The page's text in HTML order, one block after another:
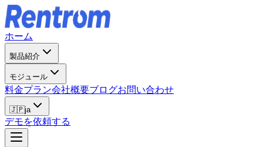
ホーム
製品紹介
モジュール
料金プラン会社概要ブログお問い合わせ
🇯🇵ja
デモを依頼する